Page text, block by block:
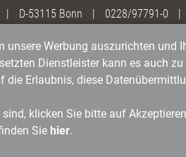
| D-53115 Bonn | 0228/97791-0 |
Werbung auszurichten und
Dienstleister kann es auch
Erlaubnis, diese
klicken Sie bitte auf
Sie hier.